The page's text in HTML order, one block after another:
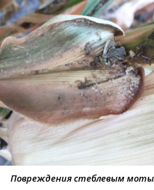
Повреждения стеблевым